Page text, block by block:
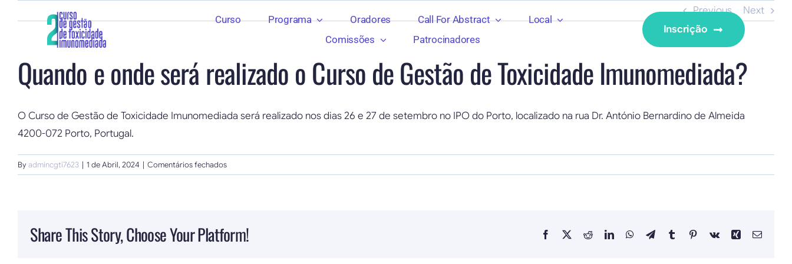
Curso Programa Oradores Call For Abstract
Local
Comissões
Patrocinadores
Inscrição
Previous Next
Quando e onde será realizado o Curso de Gestão de Toxicidade Imunomediada?
O Curso de Gestão de Toxicidade Imunomediada será realizado nos dias 26 e 27 de setembro no IPO do Porto, localizado na rua Dr. António Bernardino de Almeida
4200-072 Porto, Portugal.
Byadmincgti7623 | 1 de Abril, 2024 | Comentários fechadosem
Quando
realizado
o
Share This Story, Choose Your Platform! Facebook
X RedditLinkedInWhatsApp
TelegramTumblrPinterest
Vk Xing Email